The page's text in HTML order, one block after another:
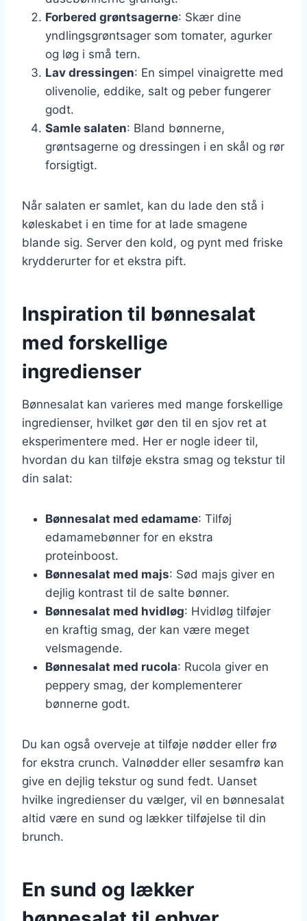
Forbered grøntsagerne: Skær dine
yndlingsgrøntsager som tomater, agurker
og løg i små tern.
Lav dressingen: En simpel vinaigrette med
olivenolie, eddike, salt og peber fungerer
godt.
Samle salaten: Bland bønnerne,
grøntsagerne og dressingen i en skål og rør
forsigtigt.
Når salaten er samlet, kan du lade den stå i
køleskabet i en time for at lade smagene
blande sig. Server den kold, og pynt med friske
krydderurter for et ekstra pift.
Inspiration til bønnesalat
med forskellige
ingredienser
Bønnesalat kan varieres med mange forskellige
ingredienser, hvilket gør den til en sjov ret at
eksperimentere med. Her er nogle ideer til,
hvordan du kan tilføje ekstra smag og tekstur til
din salat:
Bønnesalat med edamame: Tilføj
edamamebønner for en ekstra
proteinboost.
Bønnesalat med majs: Sød majs giver en
dejlig kontrast til de salte bønner.
Bønnesalat med hvidløg: Hvidløg tilføjer
en kraftig smag, der kan være meget
velsmagende.
Bønnesalat med rucola: Rucola giver en
peppery smag, der komplementerer
bønnerne godt.
Du kan også overveje at tilføje nødder eller frø
for ekstra crunch. Valnødder eller sesamfrø kan
give en dejlig tekstur og sund fedt. Uanset
hvilke ingredienser du vælger, vil en bønnesalat
altid være en sund og lækker tilføjelse til din
brunch.
En sund og lækker